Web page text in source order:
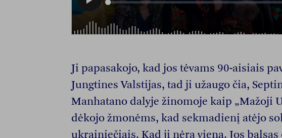
Ji papasakojo, kad jos tėvams 90-aisiais
Jungtines Valstijas, tad ji užaugo čia,
Manhatano dalyje žinomoje kaip „Mažoji
dėkojo žmonėms, kad sekmadienį atėjo
ukrainiečiais. Kad ji nėra viena. Jos balsas